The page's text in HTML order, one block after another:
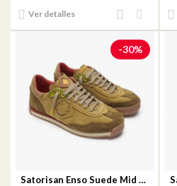
Ver detalles
Añadir
lista
de
Añadir
al
comparador
-30%
Satorisan Enso Suede Mid Brown